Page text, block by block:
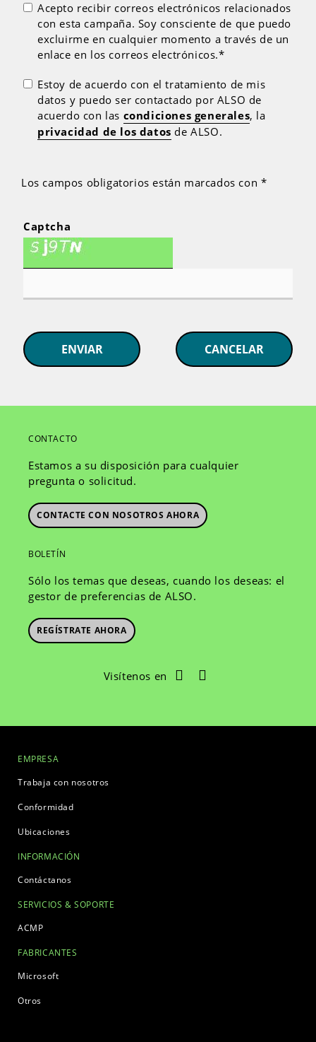
Acepto recibir correos electrónicos relacionados
con esta campaña. Soy consciente de que puedo
excluirme en cualquier momento a través de un
enlace en los correos electrónicos.*
Estoy de acuerdo con el tratamiento de mis
datos y puedo ser contactado por ALSO de
acuerdo con las condiciones generales, la
privacidad de los datos de ALSO.
Los campos obligatorios están marcados con *
Captcha
CONTACTO
Estamos a su disposición para cualquier
pregunta o solicitud.
CONTACTE CON NOSOTROS AHORA
BOLETÍN
Sólo los temas que deseas, cuando los deseas: el
gestor de preferencias de ALSO.
REGÍSTRATE AHORA
Visítenos en
EMPRESA
Trabaja con nosotros
Conformidad
Ubicaciones
INFORMACIÓN
Contáctanos
SERVICIOS & SOPORTE
ACMP
FABRICANTES
Microsoft
Otros